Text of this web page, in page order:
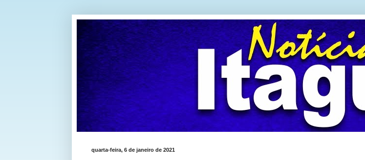
quarta-feira, 6 de janeiro de 2021